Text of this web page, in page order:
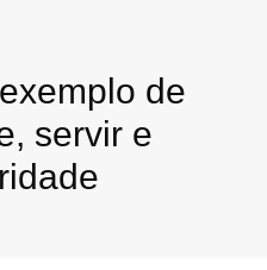
de
servir e